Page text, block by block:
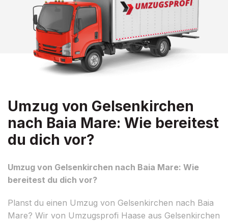
Umzug von Gelsenkirchen
nach Baia Mare: Wie bereitest
du dich vor?
Umzug von Gelsenkirchen nach Baia Mare: Wie
bereitest du dich vor?
Planst du einen Umzug von Gelsenkirchen nach Baia
Mare? Wir von Umzugsprofi Haase aus Gelsenkirchen